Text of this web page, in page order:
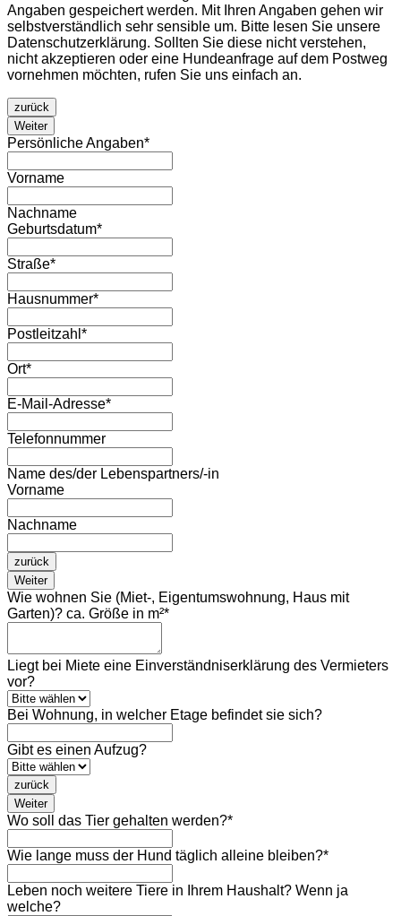
Angaben gespeichert werden. Mit Ihren Angaben gehen wir
selbstverständlich sehr sensible um. Bitte lesen Sie unsere
Datenschutzerklärung. Sollten Sie diese nicht verstehen,
nicht akzeptieren oder eine Hundeanfrage auf dem Postweg
vornehmen möchten, rufen Sie uns einfach an.
zurück
Weiter
Persönliche Angaben*
Vorname
Nachname
Geburtsdatum*
Straße*
Hausnummer*
Postleitzahl *
Ort*
E-Mail-Adresse*
Telefonnummer
Name des/der Lebenspartners/-in
Vorname
Nachname
zurück
Weiter
Wie wohnen Sie (Miet-, Eigentumswohnung, Haus mit
Garten)? ca. Größe in m²*
Liegt bei Miete eine Einverständniserklärung des Vermieters
vor?
Bei Wohnung, in welcher Etage befindet sie sich?
Gibt es einen Aufzug?
zurück
Weiter
Wo soll das Tier gehalten werden?*
Wie lange muss der Hund täglich alleine bleiben?*
Leben noch weitere Tiere in Ihrem Haushalt? Wenn ja
welche?